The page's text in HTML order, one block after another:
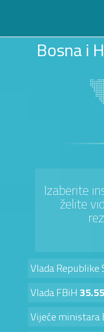
Bosna i
Izaberite
želite
Vlada Republike
Vlada FBiH
Vijeće ministara